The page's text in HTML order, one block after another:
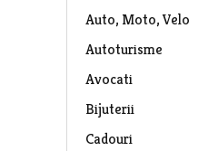
Auto, Moto, Velo
Autoturisme
Avocati
Bijuterii
Cadouri